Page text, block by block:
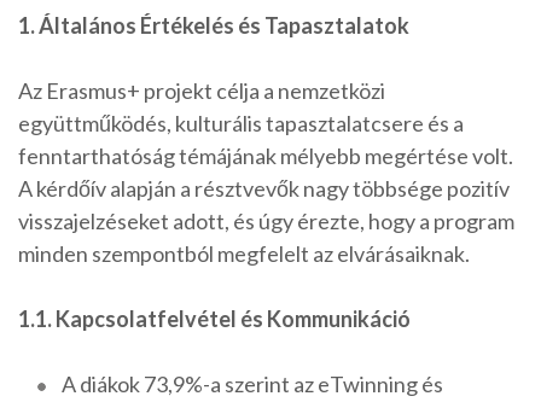
1. Általános Értékelés és Tapasztalatok
Az Erasmus+ projekt célja a nemzetközi
együttműködés, kulturális tapasztalatcsere és a
fenntarthatóság témájának mélyebb megértése volt.
A kérdőív alapján a résztvevők nagy többsége pozitív
visszajelzéseket adott, és úgy érezte, hogy a program
minden szempontból megfelelt az elvárásaiknak.
1.1. Kapcsolatfelvétel és Kommunikáció
A diákok 73,9%-a szerint az eTwinning és